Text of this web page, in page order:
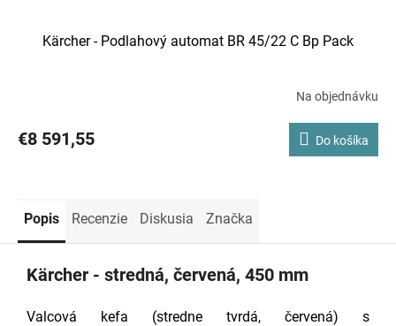
Kärcher - Podlahový automat BR 45/22 C Bp Pack
Na objednávku
€8 591,55 Do košíka
Popis Recenzie Diskusia Značka
Kärcher - stredná, červená, 450 mm
Valcová kefa (stredne tvrdá, červená) s